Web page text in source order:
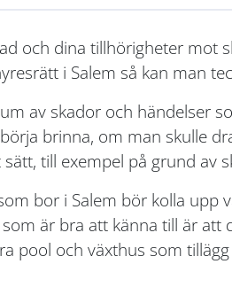
och dina tillhörigheter mot
i Salem så kan man
av skador och händelser
brinna, om man skulle
till exempel på grund av
bor i Salem bör kolla
är bra att känna till är
pool och växthus som